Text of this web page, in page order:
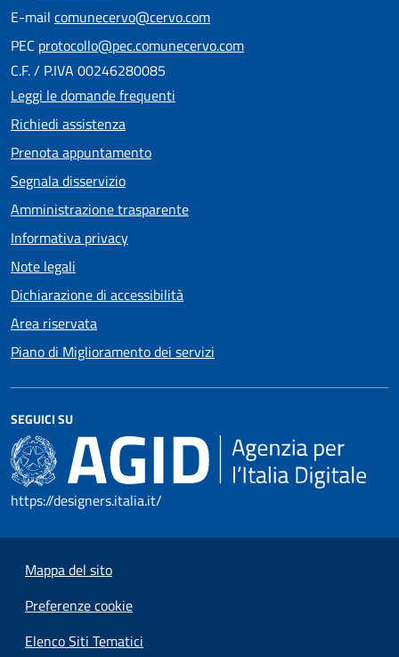
E-mail comunecervo@cervo.com
PEC protocollo@pec.comunecervo.com
C.F. / P.IVA 00246280085
Leggi le domande frequenti
Richiedi assistenza
Prenota appuntamento
Segnala disservizio
Amministrazione trasparente
Informativa privacy
Note legali
Dichiarazione di accessibilità
Area riservata
Piano di Miglioramento dei servizi
SEGUICI SU
https://designers.italia.it/
Mappa del sito
Preferenze cookie
Elenco Siti Tematici